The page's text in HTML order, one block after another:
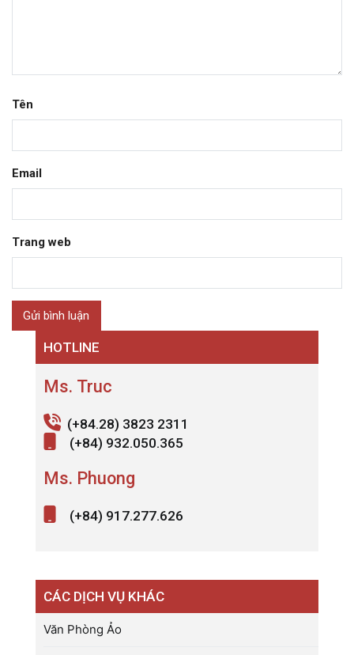
Tên
Email
Trang web
HOTLINE
Ms. Truc
(+84.28) 3823 2311
(+84) 932.050.365
Ms. Phuong
(+84) 917.277.626
CÁC DỊCH VỤ KHÁC
Văn Phòng Ảo